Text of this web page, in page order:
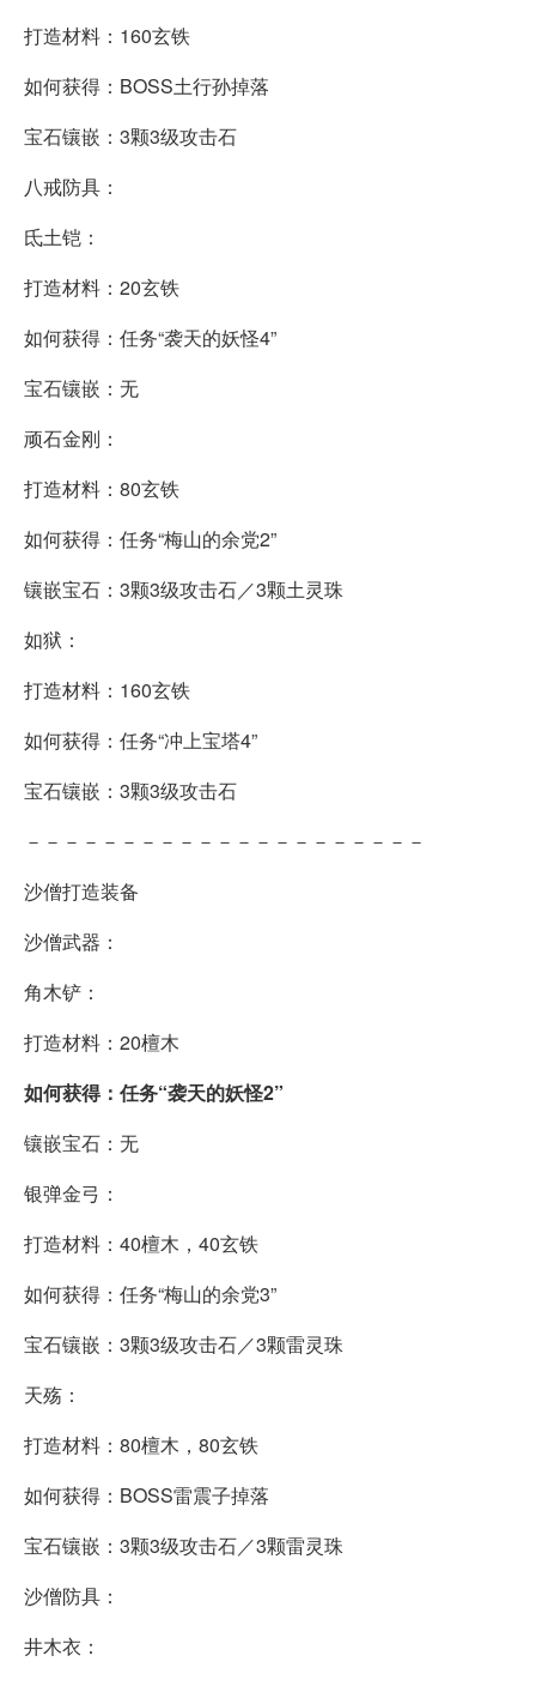
打造材料：160玄铁
如何获得：BOSS土行孙掉落
宝石镶嵌：3颗3级攻击石
八戒防具：
氐土铠：
打造材料：20玄铁
如何获得：任务“袭天的妖怪4”
宝石镶嵌：无
顽石金刚：
打造材料：80玄铁
如何获得：任务“梅山的余党2”
镶嵌宝石：3颗3级攻击石／3颗土灵珠
如狱：
打造材料：160玄铁
如何获得：任务“冲上宝塔4”
宝石镶嵌：3颗3级攻击石
－－－－－－－－－－－－－－－－－－－－－
沙僧打造装备
沙僧武器：
角木铲：
打造材料：20檀木
如何获得：任务“袭天的妖怪2”
镶嵌宝石：无
银弹金弓：
打造材料：40檀木，40玄铁
如何获得：任务“梅山的余党3”
宝石镶嵌：3颗3级攻击石／3颗雷灵珠
天殇：
打造材料：80檀木，80玄铁
如何获得：BOSS雷震子掉落
宝石镶嵌：3颗3级攻击石／3颗雷灵珠
沙僧防具：
井木衣：